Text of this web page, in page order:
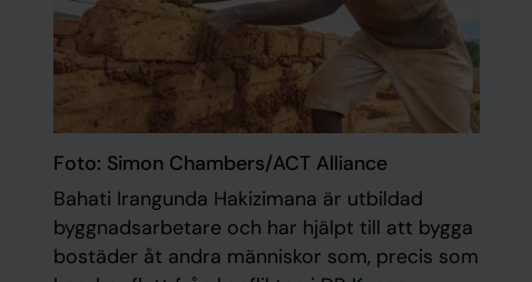
Foto: Simon Chambers/ACT Alliance
Bahati Irangunda Hakizimana är utbildad
byggnadsarbetare och har hjälpt till att bygga
bostäder åt andra människor som, precis som